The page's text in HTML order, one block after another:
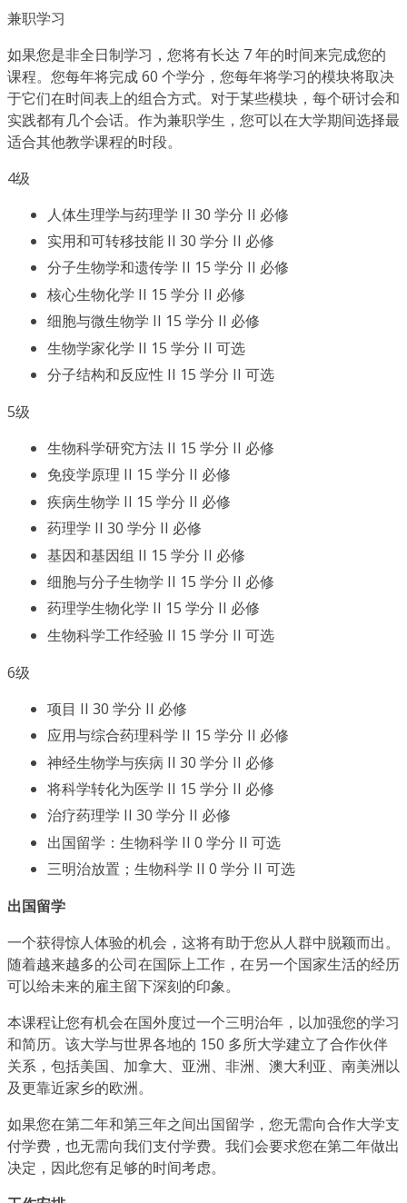
兼职学习
如果您是非全日制学习，您将有长达 7 年的时间来完成您的
课程。您每年将完成 60 个学分，您每年将学习的模块将取决
于它们在时间表上的组合方式。对于某些模块，每个研讨会和
实践都有几个会话。作为兼职学生，您可以在大学期间选择最
适合其他教学课程的时段。
4级
人体生理学与药理学 II 30 学分 II 必修
实用和可转移技能 II 30 学分 II 必修
分子生物学和遗传学 II 15 学分 II 必修
核心生物化学 II 15 学分 II 必修
细胞与微生物学 II 15 学分 II 必修
生物学家化学 II 15 学分 II 可选
分子结构和反应性 II 15 学分 II 可选
5级
生物科学研究方法 II 15 学分 II 必修
免疫学原理 II 15 学分 II 必修
疾病生物学 II 15 学分 II 必修
药理学 II 30 学分 II 必修
基因和基因组 II 15 学分 II 必修
细胞与分子生物学 II 15 学分 II 必修
药理学生物化学 II 15 学分 II 必修
生物科学工作经验 II 15 学分 II 可选
6级
项目 II 30 学分 II 必修
应用与综合药理科学 II 15 学分 II 必修
神经生物学与疾病 II 30 学分 II 必修
将科学转化为医学 II 15 学分 II 必修
治疗药理学 II 30 学分 II 必修
出国留学：生物科学 II 0 学分 II 可选
三明治放置；生物科学 II 0 学分 II 可选
出国留学
一个获得惊人体验的机会，这将有助于您从人群中脱颖而出。
随着越来越多的公司在国际上工作，在另一个国家生活的经历
可以给未来的雇主留下深刻的印象。
本课程让您有机会在国外度过一个三明治年，以加强您的学习
和简历。该大学与世界各地的 150 多所大学建立了合作伙伴
关系，包括美国、加拿大、亚洲、非洲、澳大利亚、南美洲以
及更靠近家乡的欧洲。
如果您在第二年和第三年之间出国留学，您无需向合作大学支
付学费，也无需向我们支付学费。我们会要求您在第二年做出
决定，因此您有足够的时间考虑。